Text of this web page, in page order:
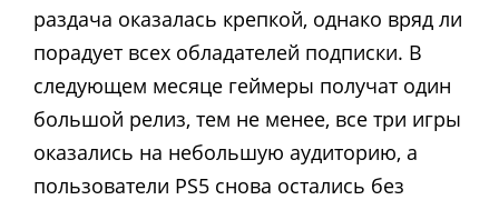
раздача оказалась крепкой, однако вряд ли
порадует всех обладателей подписки. В
следующем месяце геймеры получат один
большой релиз, тем не менее, все три игры
оказались на небольшую аудиторию, а
пользователи PS5 снова остались без